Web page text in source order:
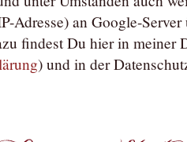
Adresse) an Google-
findest Du hier in meiner
) und in der